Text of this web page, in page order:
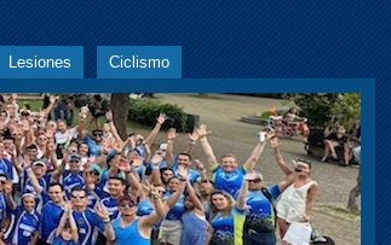
Lesiones Ciclismo